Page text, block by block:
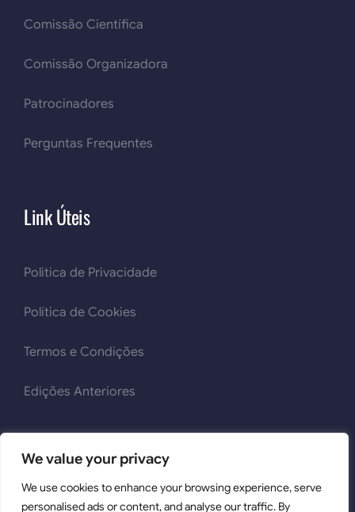
We value your privacy
We use cookies to enhance your browsing experience, serve
personalised ads or content, and analyse our traffic. By
Comissão Científica
Comissão Organizadora
Patrocinadores
Perguntas Frequentes
Link Úteis
Politica de Privacidade
Política de Cookies
Termos e Condições
Edições Anteriores
2026 © Mult'iTox | Todos os Direitos Reservados | Powered
by